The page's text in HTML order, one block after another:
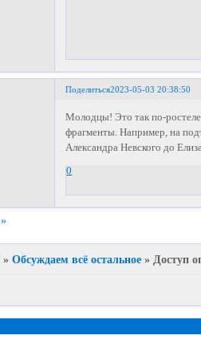
Поделиться2023-05-03 20:38:50
Молодцы! Это так по-
фрагменты. Например, на
Александра Невского до
0
»
»Обсуждаем всё остальное »Доступ